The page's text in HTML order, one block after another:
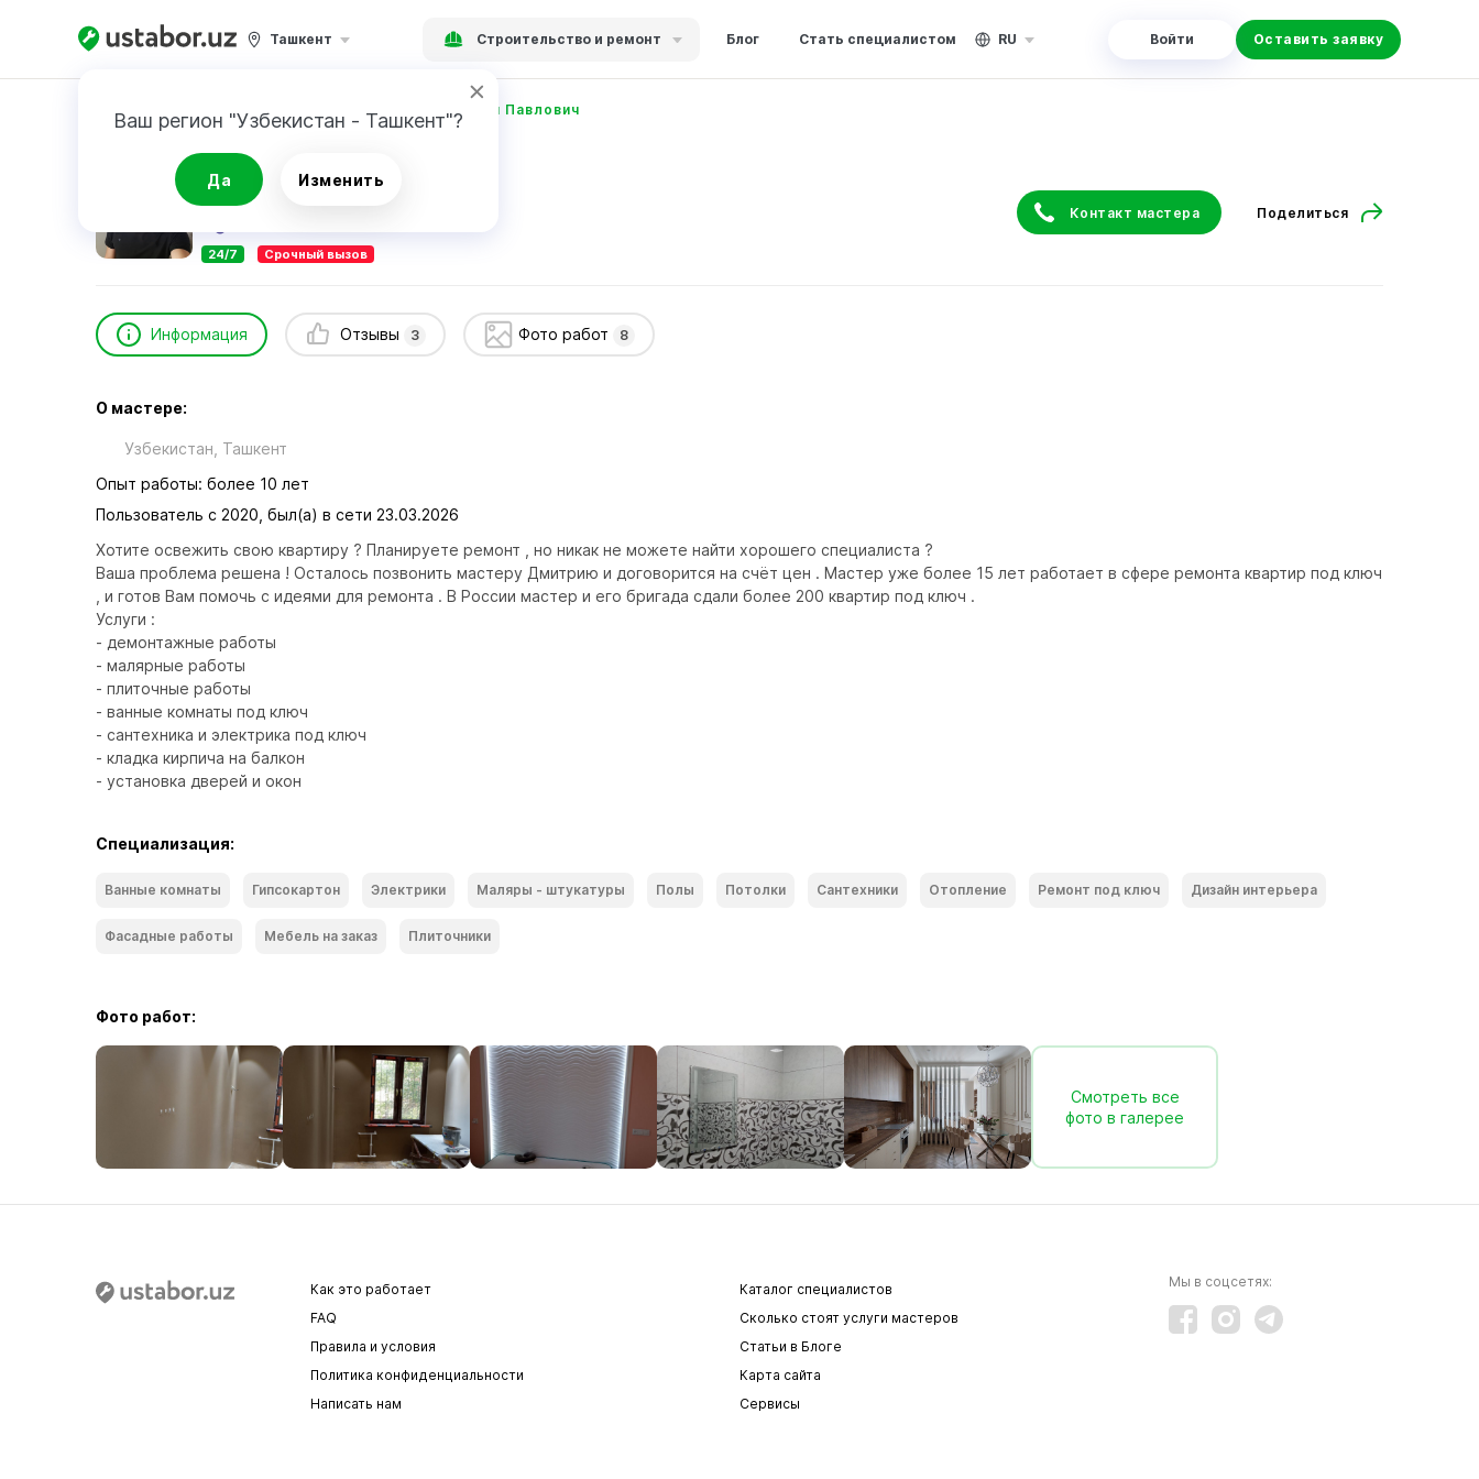
Ташкент Строительство и ремонт Блог Стать специалистом RU Войти Оставить заявку
Ваш регион "Узбекистан - Ташкент"?
Да Изменить
Главная Строительство и ремонт Дмитрий Павлович
Дмитрий Павлович
24/7 Срочный вызов
Контакт мастера Поделиться
Информация Отзывы 3 Фото работ 8
О мастере:
Узбекистан, Ташкент
Опыт работы: более 10 лет
Пользователь с 2020, был(а) в сети 23.03.2026
Хотите освежить свою квартиру ? Планируете ремонт , но никак не можете найти хорошего специалиста ?
Ваша проблема решена ! Осталось позвонить мастеру Дмитрию и договорится на счёт цен . Мастер уже более 15 лет работает в сфере ремонта квартир под ключ
, и готов Вам помочь с идеями для ремонта . В России мастер и его бригада сдали более 200 квартир под ключ .
Услуги :
- демонтажные работы
- малярные работы
- плиточные работы
- ванные комнаты под ключ
- сантехника и электрика под ключ
- кладка кирпича на балкон
- установка дверей и окон
Специализация:
Ванные комнаты Гипсокартон Электрики Маляры - штукатуры Полы Потолки Сантехники Отопление Ремонт под ключ Дизайн интерьера
Фасадные работы Мебель на заказ Плиточники
Фото работ:
Смотреть все
фото в галерее
Как это работает
Каталог специалистов
FAQ
Сколько стоят услуги мастеров
Правила и условия
Статьи в Блоге
Политика конфиденциальности
Карта сайта
Написать нам
Сервисы
Мы в соцсетях: